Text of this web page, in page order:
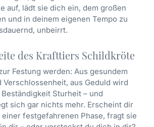
auf, lädt sie dich ein, dem großen
und in deinem eigenen Tempo zu
unbeirrt.
des Krafttiers Schildkröte
Festung werden: Aus gesundem
aus Geduld wird
Sturheit – und
sich gar nichts mehr. Erscheint dir
festgefahrenen Phase, fragt sie